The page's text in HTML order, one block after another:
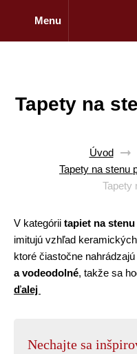
Menu
Tapety na
Úvod
Tapety na stenu
Tapety
V kategórii tapiet na
imitujú vzhľad
ktoré čiastočne
a vodeodolné, takže sa
ďalej
Nechajte sa